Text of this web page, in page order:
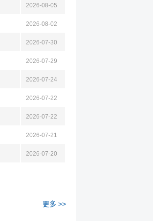
2026-08-05
2026-08-02
2026-07-30
2026-07-29
2026-07-24
2026-07-22
2026-07-22
2026-07-21
2026-07-20
更多 >>